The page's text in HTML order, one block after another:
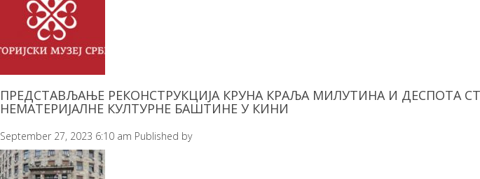
ПРЕДСТАВЉАЊЕ РЕКОНСТРУКЦИЈА КРУНА КРАЉА МИЛУТИНА И ДЕСПОТА
НЕМАТЕРИЈАЛНЕ КУЛТУРНЕ БАШТИНЕ У КИНИ
September 27, 2023 6:10 am Published by